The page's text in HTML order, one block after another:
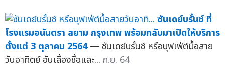
ซันเดย์บรั้นช์ ที่
โรงแรมอนันตรา สยาม กรุงเทพ พร้อมกลับมาเปิดให้บริการ
ตั้งแต่ 3 ตุลาคม 2564 — ซันเดย์บรั้นช์ หรือบุฟเฟ่ต์มื้อสาย
วันอาทิตย์ อันเลื่องชื่อและ... ก.ย. 64